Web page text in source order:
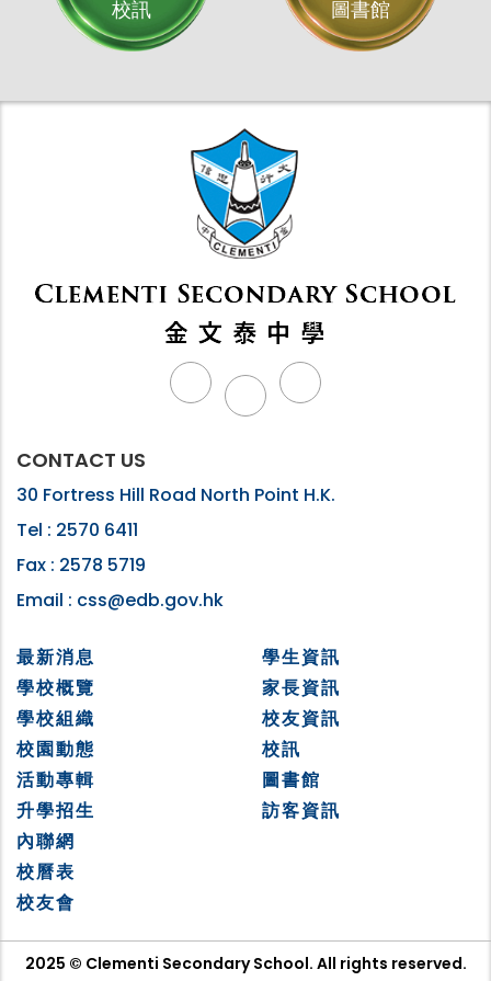
校訊 圖書館
CONTACT US
30 Fortress Hill Road North Point H.K.
Tel : 2570 6411
Fax : 2578 5719
Email : css@edb.gov.hk
最新消息
學校概覽
學校組織
校園動態
活動專輯
升學招生
學生資訊
家長資訊
校友資訊
校訊
圖書館
訪客資訊
內聯網
校曆表
校友會
2025 © Clementi Secondary School. All rights reserved.